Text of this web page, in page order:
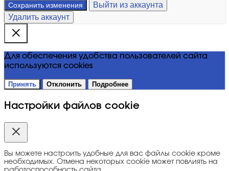
Сохранить изменения
Выйти из аккаунта
Удалить аккаунт
Для обеспечения удобства пользователей сайта
используются cookies
Принять Отклонить Подробнее
Настройки файлов cookie
Вы можете настроить удобные для вас файлы cookie кроме
необходимых. Отмена некоторых cookie может повлиять на